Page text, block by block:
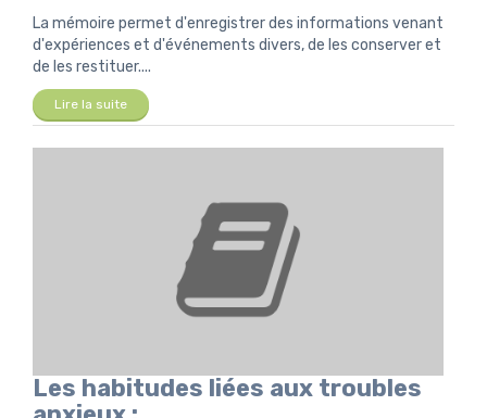
La mémoire permet d'enregistrer des informations venant
d'expériences et d'événements divers, de les conserver et
de les restituer....
Lire la suite
Les habitudes liées aux troubles